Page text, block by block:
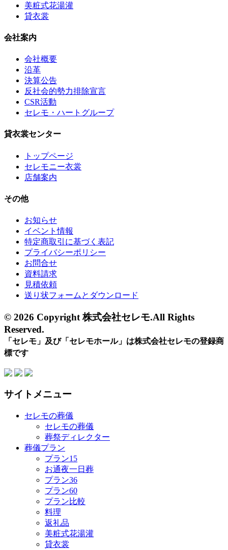
美粧式花湯灌
貸衣裳
会社案内
会社概要
沿革
決算公告
反社会的勢力排除宣言
CSR活動
セレモ・ハートグループ
貸衣裳センター
トップページ
セレモニー衣裳
店舗案内
その他
お知らせ
イベント情報
特定商取引に基づく表記
プライバシーポリシー
お問合せ
資料請求
見積依頼
送り状フォームとダウンロード
© 2026 Copyright 株式会社セレモ.All Rights
Reserved.
「セレモ」及び「セレモホール」は株式会社セレモの登録商
標です
サイトメニュー
セレモの葬儀
セレモの葬儀
葬祭ディレクター
葬儀プラン
プラン15
お通夜一日葬
プラン36
プラン60
プラン比較
料理
返礼品
美粧式花湯灌
貸衣裳